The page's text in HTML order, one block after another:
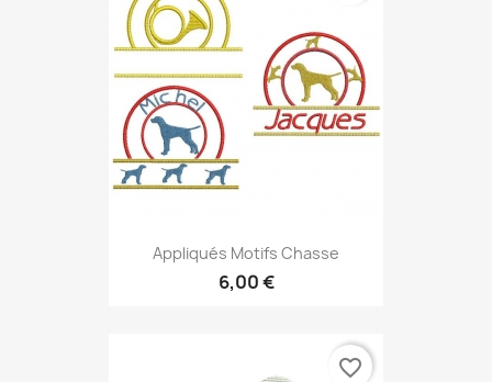
Appliqués Motifs Chasse
6,00 €
favorite_border